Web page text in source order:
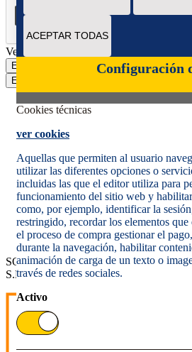
Verificación reCAPTCHA
Enviar
Enviar
Política de cookies
Aviso legal
Condiciones del servicio
Política de Privacidad Web
Informe de transparencia
SOCIEDAD ESTATAL CORREOS Y
S.M.E. Todos los derechos reservados.
ACEPTAR TODAS
Configuración
Cookies técnicas
ver cookies
Aquellas que permiten al usuario
utilizar las diferentes opciones o
incluidas las que el editor utiliza para
funcionamiento del sitio web y
como, por ejemplo, identificar la
restringido, recordar los elementos
el proceso de compra gestionar el
durante la navegación, habilitar
animación de carga de un texto o
través de redes sociales.
Activo